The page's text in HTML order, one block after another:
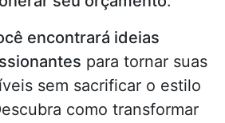
encontrará ideias
para tornar suas
sem sacrificar o estilo
como transformar